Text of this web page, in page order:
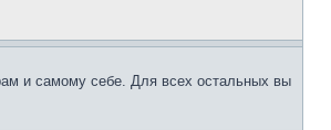
и самому себе. Для всех остальных вы